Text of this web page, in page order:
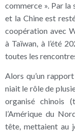
commerce ». Par
et la Chine est
coopération avec
à Taïwan, à l’été
toutes les
Alors qu’un
niait le rôle de
organisé chinois
l’Amérique du
tête, mettaient au